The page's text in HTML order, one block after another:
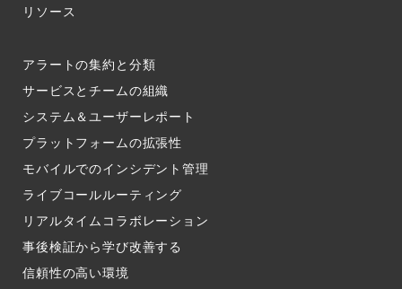
リソース
アラートの集約と分類​
サービスとチームの組織​
システム＆ユーザーレポート​
プラットフォームの拡張性
モバイルでのインシデント管理​
ライブコールルーティング​
リアルタイムコラボレーション​
事後検証から学び改善する
信頼性の高い環境​